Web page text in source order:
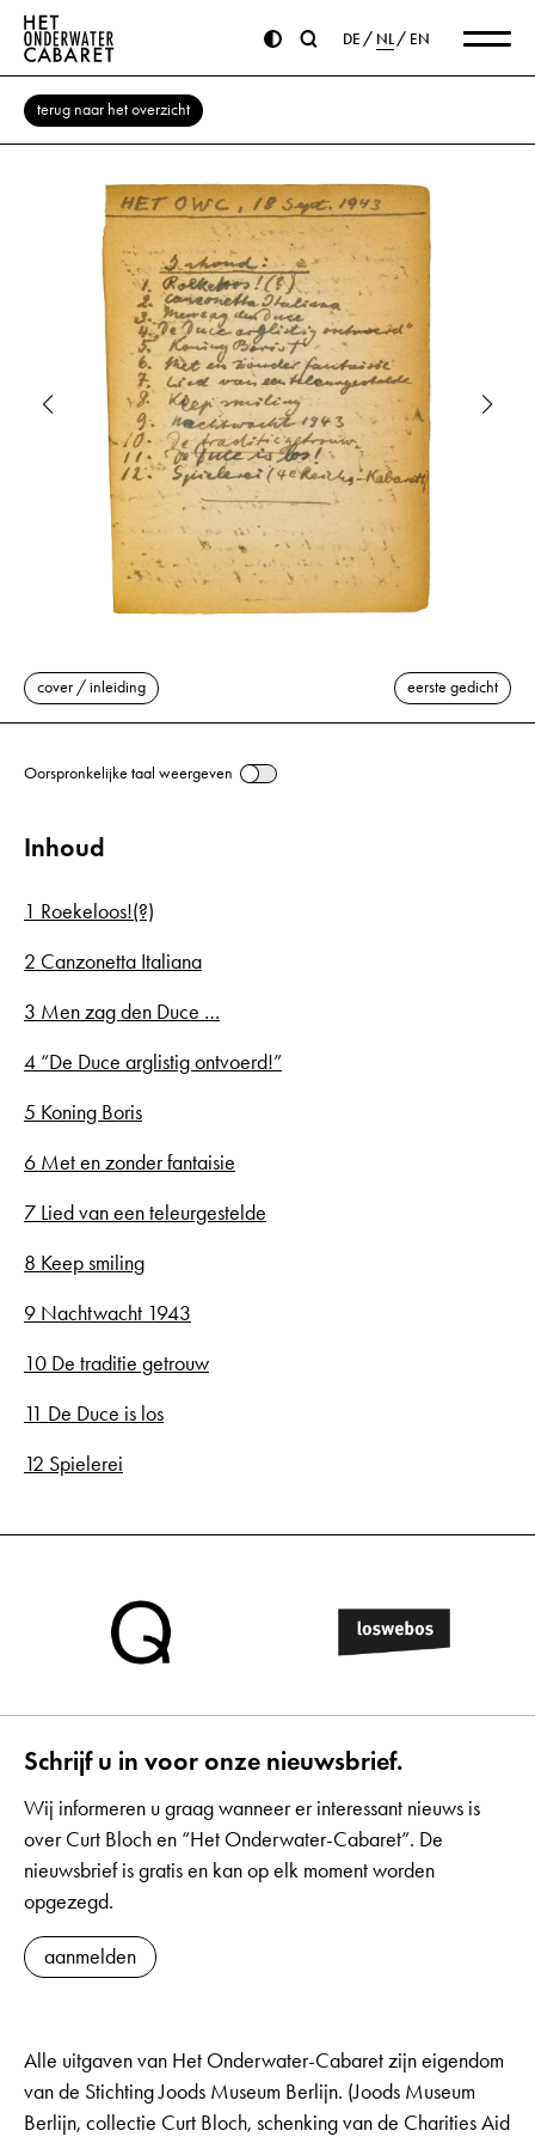
DE NL EN
terug naar het overzicht
cover / inleiding eerste gedicht
Oorspronkelijke taal weergeven
Inhoud
1 Roekeloos!(?)
2 Canzonetta Italiana
3 Men zag den Duce …
4 “De Duce arglistig ontvoerd!”
5 Koning Boris
6 Met en zonder fantaisie
7 Lied van een teleurgestelde
8 Keep smiling
9 Nachtwacht 1943
10 De traditie getrouw
11 De Duce is los
12 Spielerei
Schrijf u in voor onze nieuwsbrief.
Wij informeren u graag wanneer er interessant nieuws is
over Curt Bloch en “Het Onderwater-Cabaret”. De
nieuwsbrief is gratis en kan op elk moment worden
opgezegd.
aanmelden
Alle uitgaven van Het Onderwater-Cabaret zijn eigendom
van de Stichting Joods Museum Berlijn. (Joods Museum
Berlijn, collectie Curt Bloch, schenking van de Charities Aid